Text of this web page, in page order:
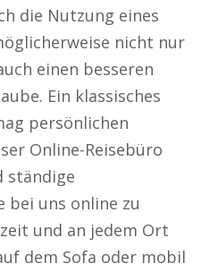
die Nutzung eines
nicht nur
einen besseren
Ein klassisches
persönlichen
Online-Reisebüro
ständige
bei uns online zu
und an jedem Ort
dem Sofa oder mobil